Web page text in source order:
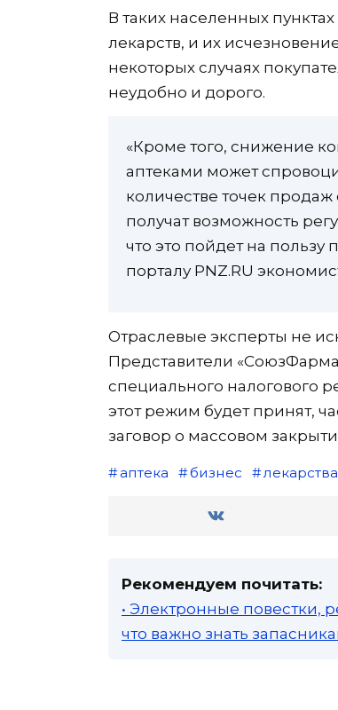
В таких населенных
лекарств, и их
некоторых случаях
неудобно и дорого.
«Кроме того, снижение
аптеками может
количестве точек
получат возможность
что это пойдет на
порталу PNZ.RU
Отраслевые эксперты не
Представители
специального налогового
этот режим будет принят,
заговор о массовом
аптека бизнес лекарства
Рекомендуем почитать:
• Электронные повестки,
что важно знать